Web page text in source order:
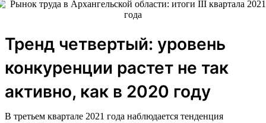
Тренд четвертый: уровень
конкуренции растет не так
активно, как в 2020 году
В третьем квартале 2021 года наблюдается тенденция